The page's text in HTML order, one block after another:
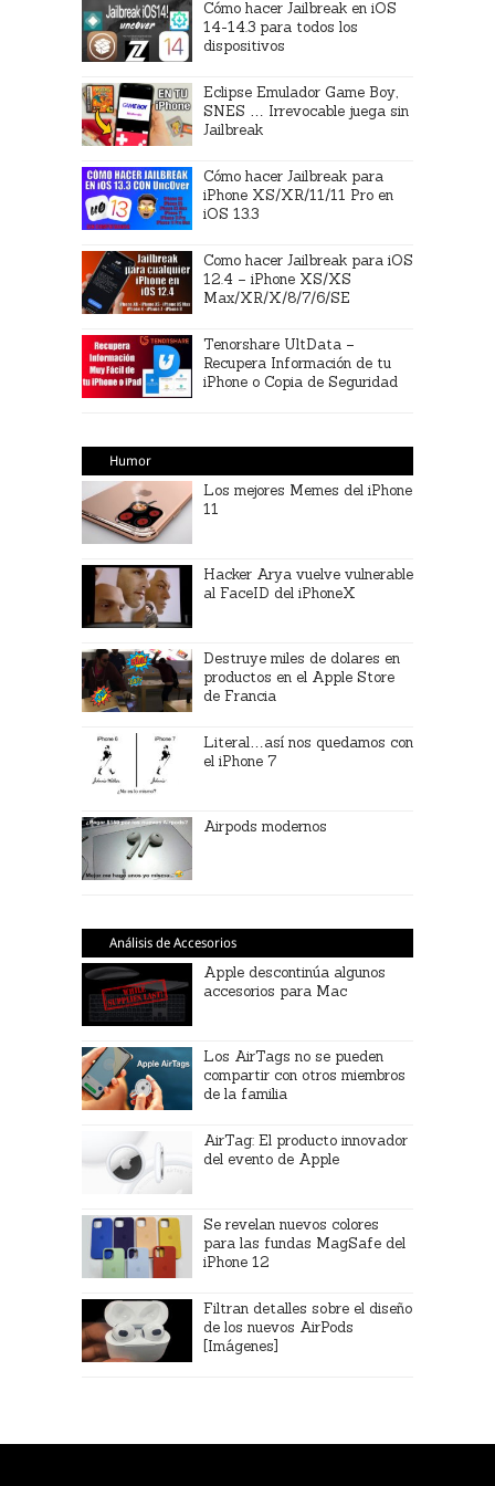
Cómo hacer Jailbreak en iOS
14-14.3 para todos los
dispositivos
Eclipse Emulador Game Boy,
SNES … Irrevocable juega sin
Jailbreak
Cómo hacer Jailbreak para
iPhone XS/XR/11/11 Pro en
iOS 13.3
Como hacer Jailbreak para iOS
12.4 – iPhone XS/XS
Max/XR/X/8/7/6/SE
Tenorshare UltData –
Recupera Información de tu
iPhone o Copia de Seguridad
Humor
Los mejores Memes del iPhone
11
Hacker Arya vuelve vulnerable
al FaceID del iPhoneX
Destruye miles de dolares en
productos en el Apple Store
de Francia
Literal…así nos quedamos con
el iPhone 7
Airpods modernos
Análisis de Accesorios
Apple descontinúa algunos
accesorios para Mac
Los AirTags no se pueden
compartir con otros miembros
de la familia
AirTag: El producto innovador
del evento de Apple
Se revelan nuevos colores
para las fundas MagSafe del
iPhone 12
Filtran detalles sobre el diseño
de los nuevos AirPods
[Imágenes]